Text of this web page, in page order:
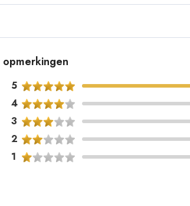
opmerkingen
5
4
3
2
1